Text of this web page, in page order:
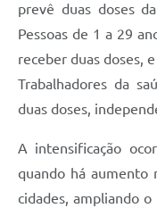
prevê duas doses
Pessoas de 1 a 29
receber duas doses,
Trabalhadores da
duas doses,
A intensificação
quando há aumento
cidades, ampliando